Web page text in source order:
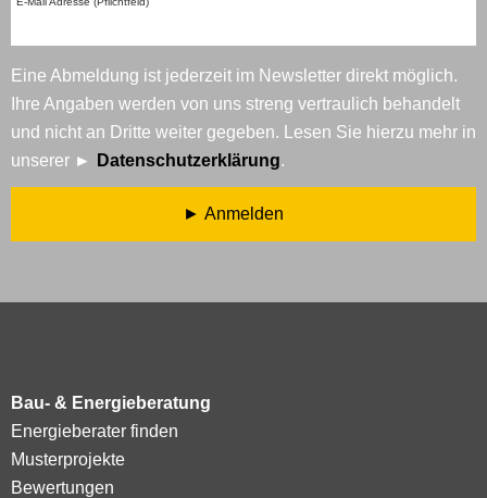
Eine Abmeldung ist jederzeit im Newsletter direkt möglich.
Ihre Angaben werden von uns streng vertraulich behandelt
und nicht an Dritte weiter gegeben. Lesen Sie hierzu mehr in
unserer
Datenschutzerklärung.
Anmelden
Bau- & Energieberatung
Energieberater finden
Musterprojekte
Bewertungen